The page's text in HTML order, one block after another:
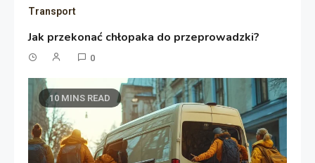
Transport
Jak przekonać chłopaka do przeprowadzki?
0
10 MINS READ